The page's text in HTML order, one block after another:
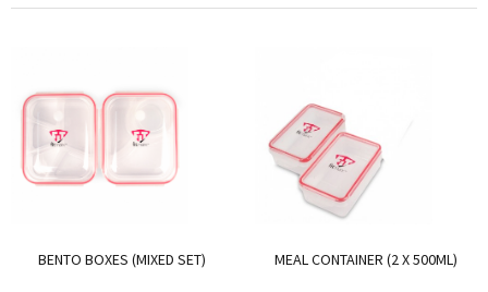
BENTO BOXES (MIXED SET) MEAL CONTAINER (2 X 500ML)